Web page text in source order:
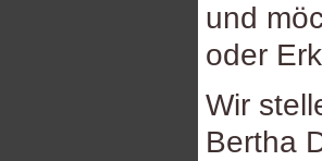
und
oder
Wir
Bertha